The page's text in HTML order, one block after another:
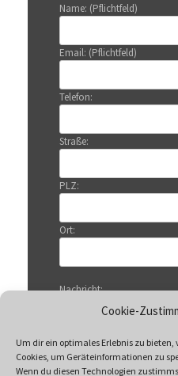
Cookie-
Um dir ein optimales Erlebnis zu
Cookies, um Geräteinformationen zu
Wenn du diesen Technologien
Name: (Pflichtfeld)
Email: (Pflichtfeld)
Telefon:
Straße:
PLZ:
Ort:
Nachricht: